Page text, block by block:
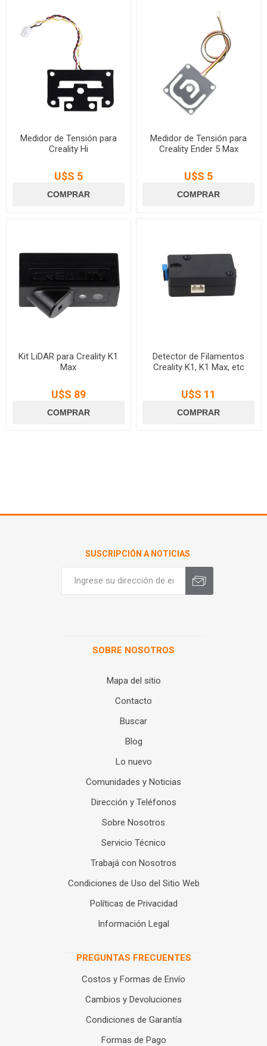
Medidor de Tensión para
Creality Hi
U$S 5
Medidor de Tensión para
Creality Ender 5 Max
U$S 5
Kit LiDAR para Creality K1
Max
U$S 89
Detector de Filamentos
Creality K1, K1 Max, etc
U$S 11
SUSCRIPCIÓN A NOTICIAS
SOBRE NOSOTROS
Mapa del sitio
Contacto
Buscar
Blog
Lo nuevo
Comunidades y Noticias
Dirección y Teléfonos
Sobre Nosotros
Servicio Técnico
Trabajá con Nosotros
Condiciones de Uso del Sitio Web
Políticas de Privacidad
Información Legal
PREGUNTAS FRECUENTES
Costos y Formas de Envío
Cambios y Devoluciones
Condiciones de Garantía
Formas de Pago